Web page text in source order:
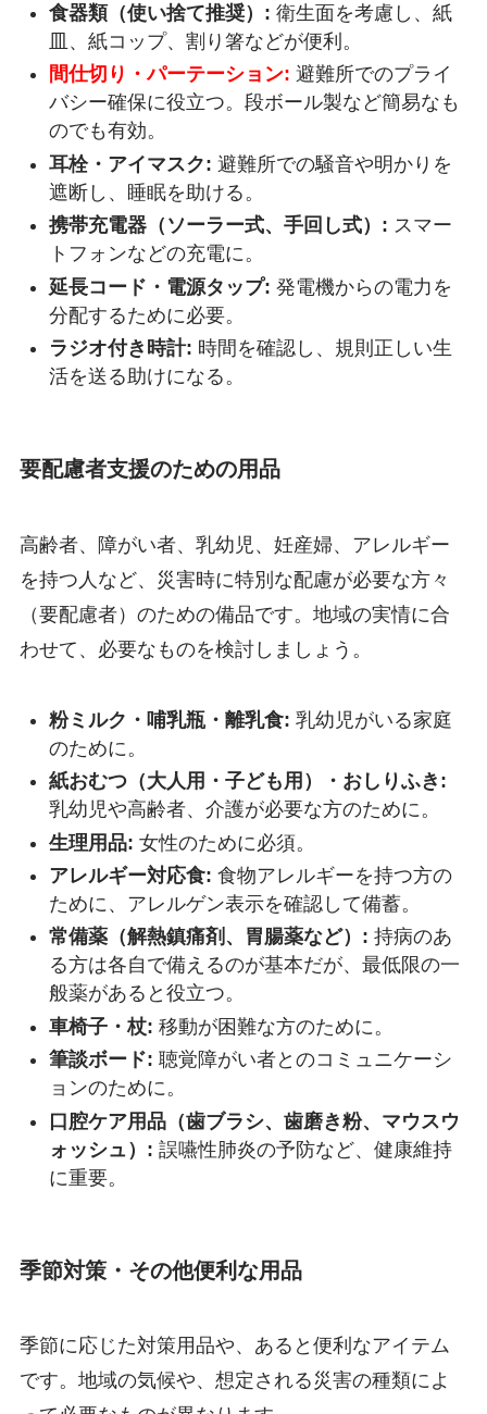
食器類（使い捨て推奨）: 衛生面を考慮し、紙
皿、紙コップ、割り箸などが便利。
間仕切り・パーテーション: 避難所でのプライ
バシー確保に役立つ。段ボール製など簡易なも
のでも有効。
耳栓・アイマスク: 避難所での騒音や明かりを
遮断し、睡眠を助ける。
携帯充電器（ソーラー式、手回し式）: スマー
トフォンなどの充電に。
延長コード・電源タップ: 発電機からの電力を
分配するために必要。
ラジオ付き時計: 時間を確認し、規則正しい生
活を送る助けになる。
要配慮者支援のための用品
高齢者、障がい者、乳幼児、妊産婦、アレルギー
を持つ人など、災害時に特別な配慮が必要な方々
（要配慮者）のための備品です。地域の実情に合
わせて、必要なものを検討しましょう。
粉ミルク・哺乳瓶・離乳食: 乳幼児がいる家庭
のために。
紙おむつ（大人用・子ども用）・おしりふき:
乳幼児や高齢者、介護が必要な方のために。
生理用品: 女性のために必須。
アレルギー対応食: 食物アレルギーを持つ方の
ために、アレルゲン表示を確認して備蓄。
常備薬（解熱鎮痛剤、胃腸薬など）: 持病のあ
る方は各自で備えるのが基本だが、最低限の一
般薬があると役立つ。
車椅子・杖: 移動が困難な方のために。
筆談ボード: 聴覚障がい者とのコミュニケーシ
ョンのために。
口腔ケア用品（歯ブラシ、歯磨き粉、マウスウ
ォッシュ）: 誤嚥性肺炎の予防など、健康維持
に重要。
季節対策・その他便利な用品
季節に応じた対策用品や、あると便利なアイテム
です。地域の気候や、想定される災害の種類によ